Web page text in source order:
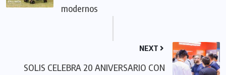
modernos
NEXT
SOLIS CELEBRA 20 ANIVERSARIO CON